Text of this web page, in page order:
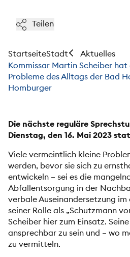
Teilen
StartseiteStadt
Aktuelles
Kommissar Martin Scheiber
Probleme des Alltags der Bad
Homburger
Die nächste reguläre
Dienstag, den 16. Mai 2023
Viele vermeintlich kleine
werden, bevor sie sich zu
entwickeln – sei es die
Abfallentsorgung in der
verbale Auseinandersetzung
seiner Rolle als „Schutzmann
Scheiber hier zum Einsatz.
ansprechbar zu sein und – wo
zu vermitteln.